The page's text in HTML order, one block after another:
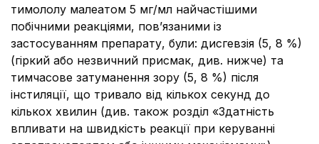
тимололу малеатом 5 мг/мл найчастішими
побічними реакціями, пов’язаними із
застосуванням препарату, були: дисгевзія (5, 8 %)
(гіркий або незвичний присмак, див. нижче) та
тимчасове затуманення зору (5, 8 %) після
інстиляції, що тривало від кількох секунд до
кількох хвилин (див. також розділ «Здатність
впливати на швидкість реакції при керуванні